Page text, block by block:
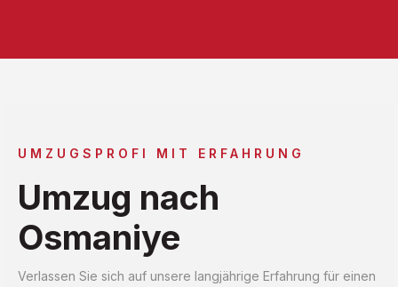
UMZUGSPROFI MIT ERFAHRUNG
Umzug nach
Osmaniye
Verlassen Sie sich auf unsere langjährige Erfahrung für einen